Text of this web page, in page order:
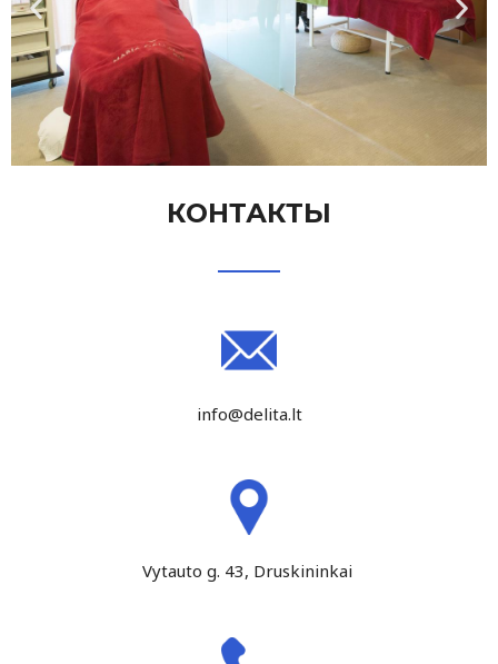
КОНТАКТЫ
info@delita.lt
Vytauto g. 43, Druskininkai